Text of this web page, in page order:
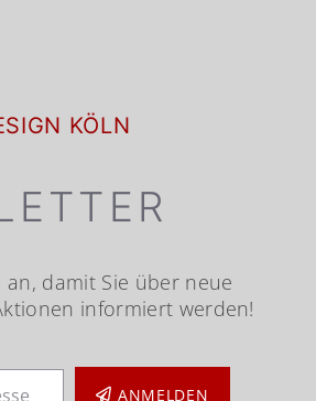
KÖLN
an, damit Sie über neue
informiert werden!
ANMELDEN